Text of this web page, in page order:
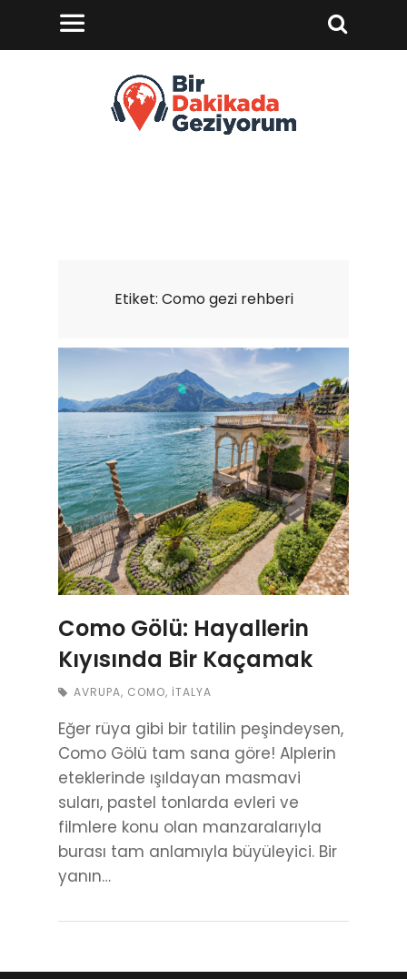
Etiket: Como gezi rehberi
Como Gölü: Hayallerin
Kıyısında Bir Kaçamak
AVRUPA, COMO, İTALYA
Eğer rüya gibi bir tatilin peşindeysen,
Como Gölü tam sana göre! Alplerin
eteklerinde ışıldayan masmavi
suları, pastel tonlarda evleri ve
filmlere konu olan manzaralarıyla
burası tam anlamıyla büyüleyici. Bir
yanın…